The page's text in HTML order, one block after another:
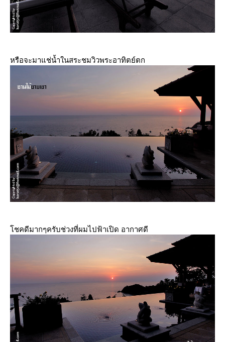
หรือจะมาแช่น้ำในสระชมวิวพระอาทิตย์ตก
ชคดีมากๆครับช่วงที่ผมไปฟ้าเปิด อากาศดี